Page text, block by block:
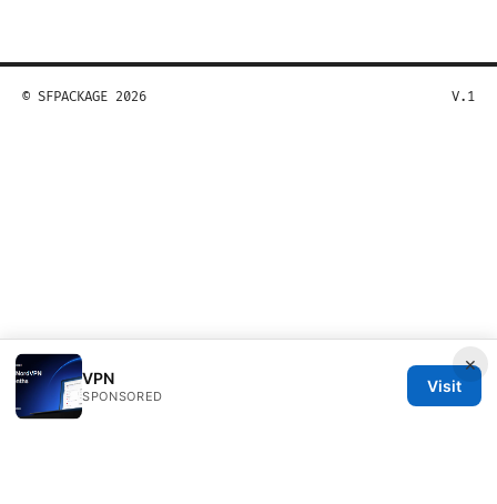
×
VPN
SPONSORED
Visit
© SFPACKAGE 2026 V.1